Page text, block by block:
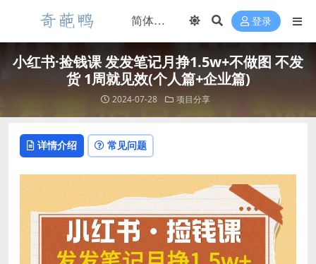
登录
小红书·捡钱课 发发笔记月挣1.5w+不做图 不发
货 1周就见效(个人篇+企业篇)
2024-07-28 项目分享
详情介绍 常见问题